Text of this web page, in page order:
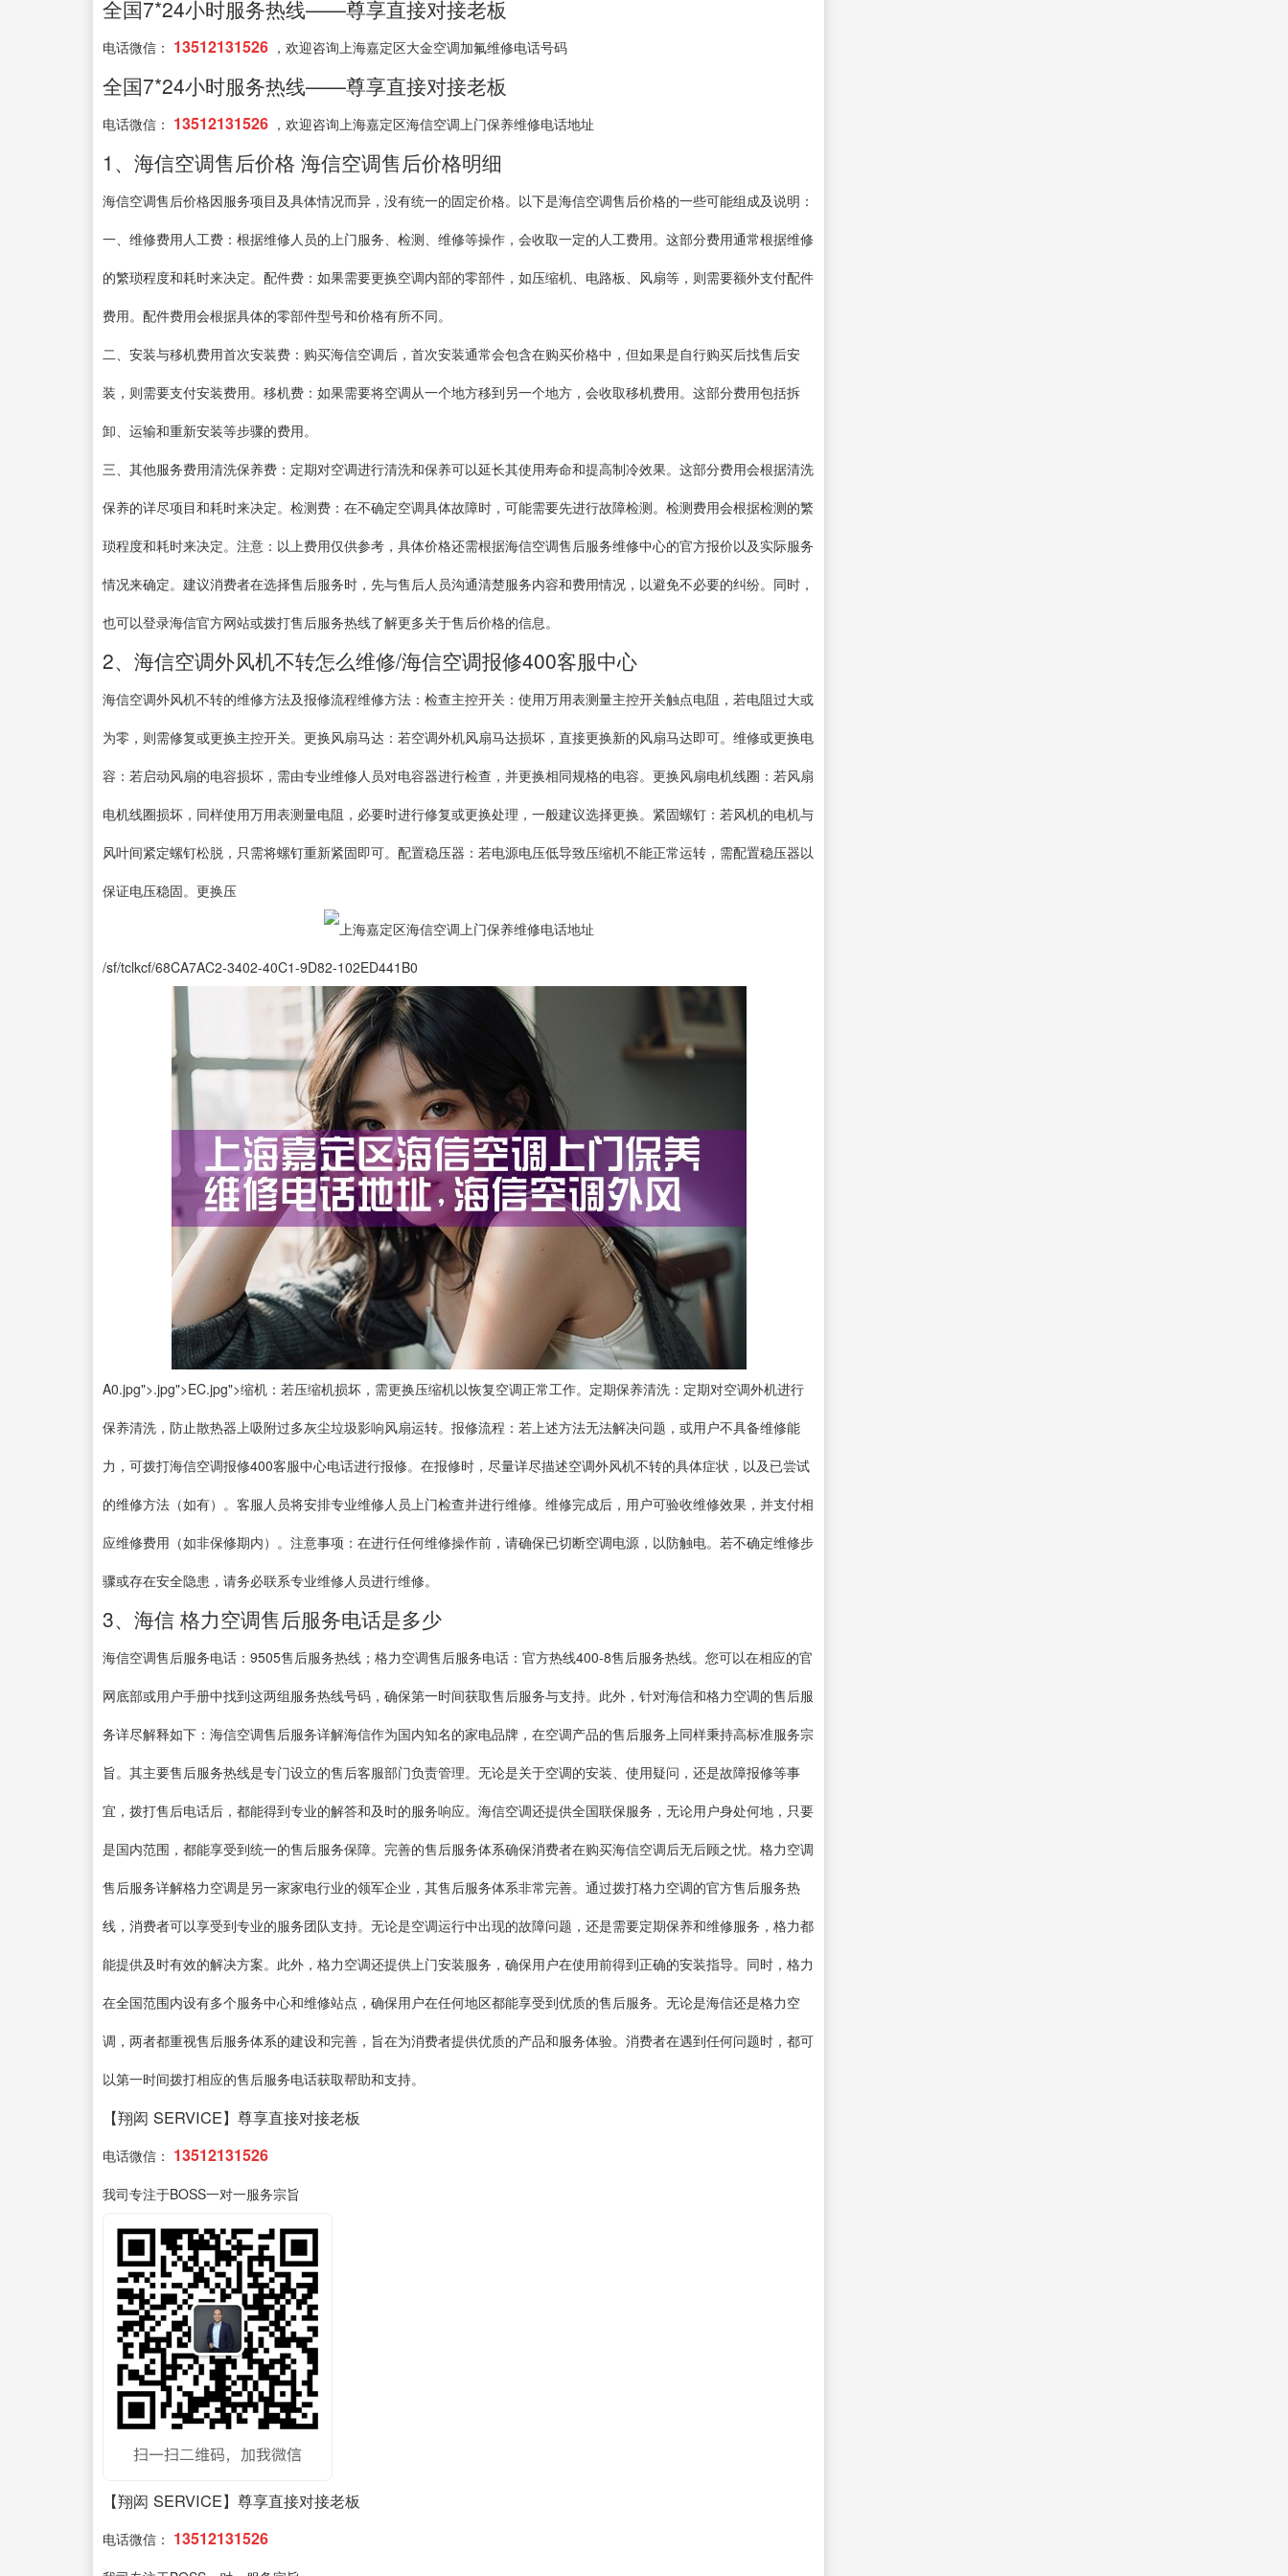
全国7*24小时服务热线——尊享直接对接老板
电话微信： 13512131526 ，欢迎咨询上海嘉定区大金空调加氟维修电话号码
全国7*24小时服务热线——尊享直接对接老板
电话微信： 13512131526 ，欢迎咨询上海嘉定区海信空调上门保养维修电话地址
1、海信空调售后价格 海信空调售后价格明细
海信空调售后价格因服务项目及具体情况而异，没有统一的固定价格。以下是海信空调售后价格的一些可能组成及说明：
一、维修费用人工费：根据维修人员的上门服务、检测、维修等操作，会收取一定的人工费用。这部分费用通常根据维修
的繁琐程度和耗时来决定。配件费：如果需要更换空调内部的零部件，如压缩机、电路板、风扇等，则需要额外支付配件
费用。配件费用会根据具体的零部件型号和价格有所不同。
二、安装与移机费用首次安装费：购买海信空调后，首次安装通常会包含在购买价格中，但如果是自行购买后找售后安
装，则需要支付安装费用。移机费：如果需要将空调从一个地方移到另一个地方，会收取移机费用。这部分费用包括拆
卸、运输和重新安装等步骤的费用。
三、其他服务费用清洗保养费：定期对空调进行清洗和保养可以延长其使用寿命和提高制冷效果。这部分费用会根据清洗
保养的详尽项目和耗时来决定。检测费：在不确定空调具体故障时，可能需要先进行故障检测。检测费用会根据检测的繁
琐程度和耗时来决定。注意：以上费用仅供参考，具体价格还需根据海信空调售后服务维修中心的官方报价以及实际服务
情况来确定。建议消费者在选择售后服务时，先与售后人员沟通清楚服务内容和费用情况，以避免不必要的纠纷。同时，
也可以登录海信官方网站或拨打售后服务热线了解更多关于售后价格的信息。
2、海信空调外风机不转怎么维修/海信空调报修400客服中心
海信空调外风机不转的维修方法及报修流程维修方法：检查主控开关：使用万用表测量主控开关触点电阻，若电阻过大或
为零，则需修复或更换主控开关。更换风扇马达：若空调外机风扇马达损坏，直接更换新的风扇马达即可。维修或更换电
容：若启动风扇的电容损坏，需由专业维修人员对电容器进行检查，并更换相同规格的电容。更换风扇电机线圈：若风扇
电机线圈损坏，同样使用万用表测量电阻，必要时进行修复或更换处理，一般建议选择更换。紧固螺钉：若风机的电机与
风叶间紧定螺钉松脱，只需将螺钉重新紧固即可。配置稳压器：若电源电压低导致压缩机不能正常运转，需配置稳压器以
保证电压稳固。更换压
/sf/tclkcf/68CA7AC2-3402-40C1-9D82-102ED441B0
A0.jpg">.jpg">EC.jpg">缩机：若压缩机损坏，需更换压缩机以恢复空调正常工作。定期保养清洗：定期对空调外机进行
保养清洗，防止散热器上吸附过多灰尘垃圾影响风扇运转。报修流程：若上述方法无法解决问题，或用户不具备维修能
力，可拨打海信空调报修400客服中心电话进行报修。在报修时，尽量详尽描述空调外风机不转的具体症状，以及已尝试
的维修方法（如有）。客服人员将安排专业维修人员上门检查并进行维修。维修完成后，用户可验收维修效果，并支付相
应维修费用（如非保修期内）。注意事项：在进行任何维修操作前，请确保已切断空调电源，以防触电。若不确定维修步
骤或存在安全隐患，请务必联系专业维修人员进行维修。
3、海信 格力空调售后服务电话是多少
海信空调售后服务电话：9505售后服务热线；格力空调售后服务电话：官方热线400-8售后服务热线。您可以在相应的官
网底部或用户手册中找到这两组服务热线号码，确保第一时间获取售后服务与支持。此外，针对海信和格力空调的售后服
务详尽解释如下：海信空调售后服务详解海信作为国内知名的家电品牌，在空调产品的售后服务上同样秉持高标准服务宗
旨。其主要售后服务热线是专门设立的售后客服部门负责管理。无论是关于空调的安装、使用疑问，还是故障报修等事
宜，拨打售后电话后，都能得到专业的解答和及时的服务响应。海信空调还提供全国联保服务，无论用户身处何地，只要
是国内范围，都能享受到统一的售后服务保障。完善的售后服务体系确保消费者在购买海信空调后无后顾之忧。格力空调
售后服务详解格力空调是另一家家电行业的领军企业，其售后服务体系非常完善。通过拨打格力空调的官方售后服务热
线，消费者可以享受到专业的服务团队支持。无论是空调运行中出现的故障问题，还是需要定期保养和维修服务，格力都
能提供及时有效的解决方案。此外，格力空调还提供上门安装服务，确保用户在使用前得到正确的安装指导。同时，格力
在全国范围内设有多个服务中心和维修站点，确保用户在任何地区都能享受到优质的售后服务。无论是海信还是格力空
调，两者都重视售后服务体系的建设和完善，旨在为消费者提供优质的产品和服务体验。消费者在遇到任何问题时，都可
以第一时间拨打相应的售后服务电话获取帮助和支持。
【翔闳 SERVICE】尊享直接对接老板
电话微信： 13512131526
我司专注于BOSS一对一服务宗旨
【翔闳 SERVICE】尊享直接对接老板
电话微信： 13512131526